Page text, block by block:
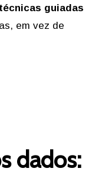
guiadas
em vez de
dados: